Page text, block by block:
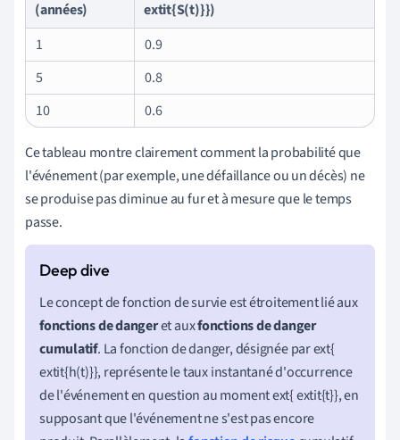
(années)
extit{S(t)}})
1
0.9
5
0.8
10
0.6
Ce tableau montre clairement comment la probabilité que
l'événement (par exemple, une défaillance ou un décès) ne
se produise pas diminue au fur et à mesure que le temps
passe.
Le concept de fonction de survie est étroitement lié aux
fonctions de dangeret auxfonctions de danger
cumulatif. La fonction de danger, désignée par ext{
extit{h(t)}}, représente le taux instantané d'occurrence
de l'événement en question au moment ext{ extit{t}}, en
supposant que l'événement ne s'est pas encore